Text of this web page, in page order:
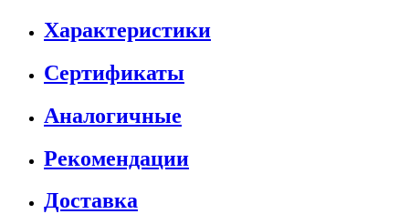
Характеристики
Сертификаты
Аналогичные
Рекомендации
Доставка